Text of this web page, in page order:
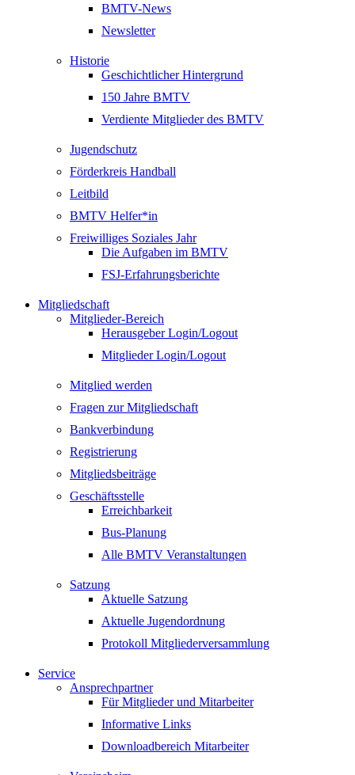
BMTV-News
Newsletter
Historie
Geschichtlicher Hintergrund
150 Jahre BMTV
Verdiente Mitglieder des BMTV
Jugendschutz
Förderkreis Handball
Leitbild
BMTV Helfer*in
Freiwilliges Soziales Jahr
Die Aufgaben im BMTV
FSJ-Erfahrungsberichte
Mitgliedschaft
Mitglieder-Bereich
Herausgeber Login/Logout
Mitglieder Login/Logout
Mitglied werden
Fragen zur Mitgliedschaft
Bankverbindung
Registrierung
Mitgliedsbeiträge
Geschäftsstelle
Erreichbarkeit
Bus-Planung
Alle BMTV Veranstaltungen
Satzung
Aktuelle Satzung
Aktuelle Jugendordnung
Protokoll Mitgliederversammlung
Service
Ansprechpartner
Für Mitglieder und Mitarbeiter
Informative Links
Downloadbereich Mitarbeiter